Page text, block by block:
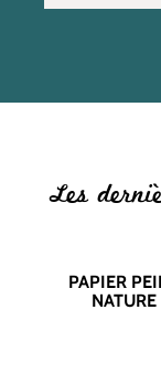
Les
PAPIER
NATURE